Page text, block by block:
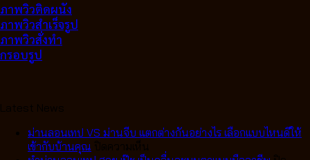
ภาพวิวติดผนัง
ภาพวิวสำเร็จรูป
ภาพวิวสั่งทำ
กรอบรูป
ม่านลอนเทป VS ม่านจีบ แตกต่างกันอย่างไร เลือกแบบไหนดีให้
เข้ากับบ้านคุณ